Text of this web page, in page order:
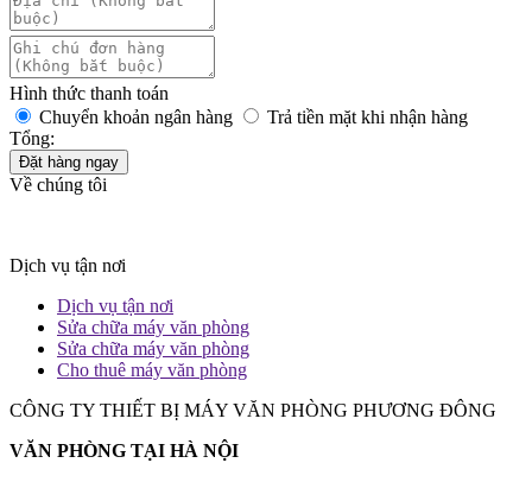
Hình thức thanh toán
Chuyển khoản ngân hàng
Trả tiền mặt khi nhận hàng
Tổng:
Đặt hàng ngay
Về chúng tôi
Dịch vụ tận nơi
Dịch vụ tận nơi
Sửa chữa máy văn phòng
Sửa chữa máy văn phòng
Cho thuê máy văn phòng
CÔNG TY THIẾT BỊ MÁY VĂN PHÒNG PHƯƠNG ĐÔNG
VĂN PHÒNG TẠI HÀ NỘI